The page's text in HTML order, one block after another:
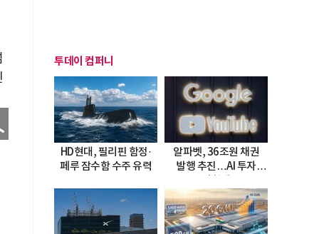
투데이 컴퍼니
HD현대, 필리핀 함정·
페루 잠수함 수주 유력
알파벳, 36조원 채권
발행 추진…AI 투자